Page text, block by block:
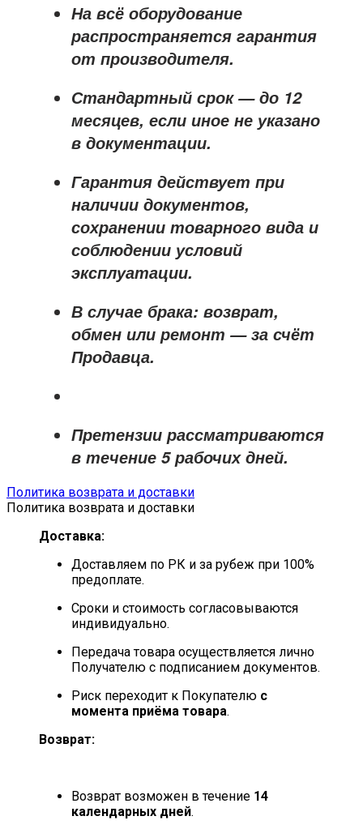
На всё оборудование
распространяется гарантия
от производителя.
Стандартный срок — до 12
месяцев, если иное не указано
в документации.
Гарантия действует при
наличии документов,
сохранении товарного вида и
соблюдении условий
эксплуатации.
В случае брака: возврат,
обмен или ремонт —за счёт
Продавца.
Претензии рассматриваются
в течение 5 рабочих дней.
Политика возврата и доставки
Политика возврата и доставки
Доставка:
Доставляем по РК и за рубеж при 100%
предоплате.
Сроки и стоимость согласовываются
индивидуально.
Передача товара осуществляется лично
Получателю с подписанием документов.
Риск переходит к Покупателю с
момента приёма товара.
Возврат:
Возврат возможен в течение 14
календарных дней.